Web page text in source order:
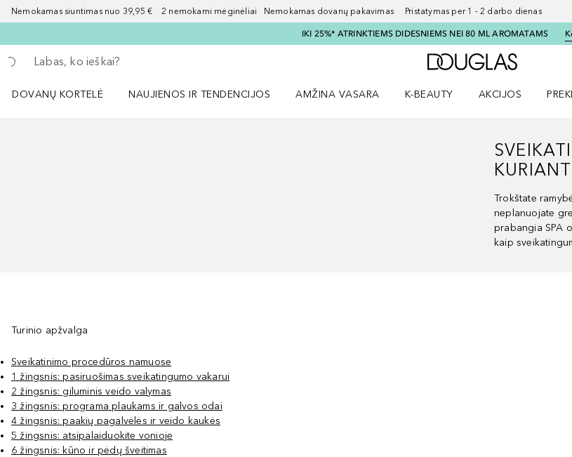
Nemokamas siuntimas nuo 39,95 € 2 nemokami mėginėliai Nemokamas dovanų pakavimas Pristatymas per 1 - 2 darbo dienas
IKI 25%* ATRINKTIEMS DIDESNIEMS NEI 80 ML AROMATAMS
Grįžk atgal
Vykdykite paiešką
Į Douglas
DOVANŲ KORTELĖ
NAUJIENOS IR TENDENCIJOS
AMŽINA VASARA
K-BEAUTY
AKCIJOS
Trokštate
neplanuojate
prabangia SPA
kaip
Turinio apžvalga
Sveikatinimo procedūros namuose
1 žingsnis: pasiruošimas sveikatingumo vakarui
2 žingsnis: giluminis veido valymas
3 žingsnis: programa plaukams ir galvos odai
4 žingsnis: paakių pagalvėlės ir veido kaukės
5 žingsnis: atsipalaiduokite vonioje
6 žingsnis: kūno ir pėdų šveitimas